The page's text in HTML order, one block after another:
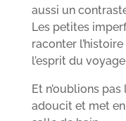
aussi un
Les petites
raconter
l’esprit du
Et n’oublions pas
adoucit et met